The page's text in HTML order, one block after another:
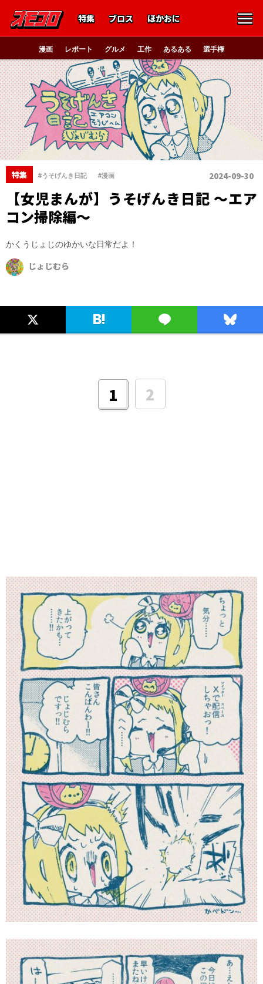
特集 ブロス ほかおに
漫画 レポート グルメ 工作 あるある 選手権
特集 #うそげんき日記 #漫画 2024-09-30
【女児まんが】うそげんき日記 〜エア
コン掃除編〜
かくうじょじのゆかいな日常だよ！
じょじむら
1 2